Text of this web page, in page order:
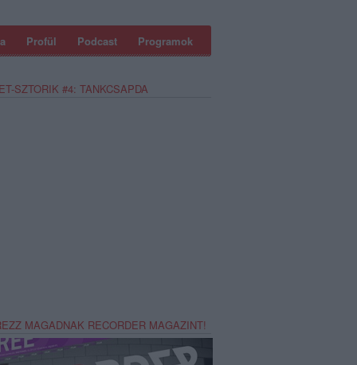
Profül Podcast Programok
SZTORIK #4: TANKCSAPDA
MAGADNAK RECORDER MAGAZINT!